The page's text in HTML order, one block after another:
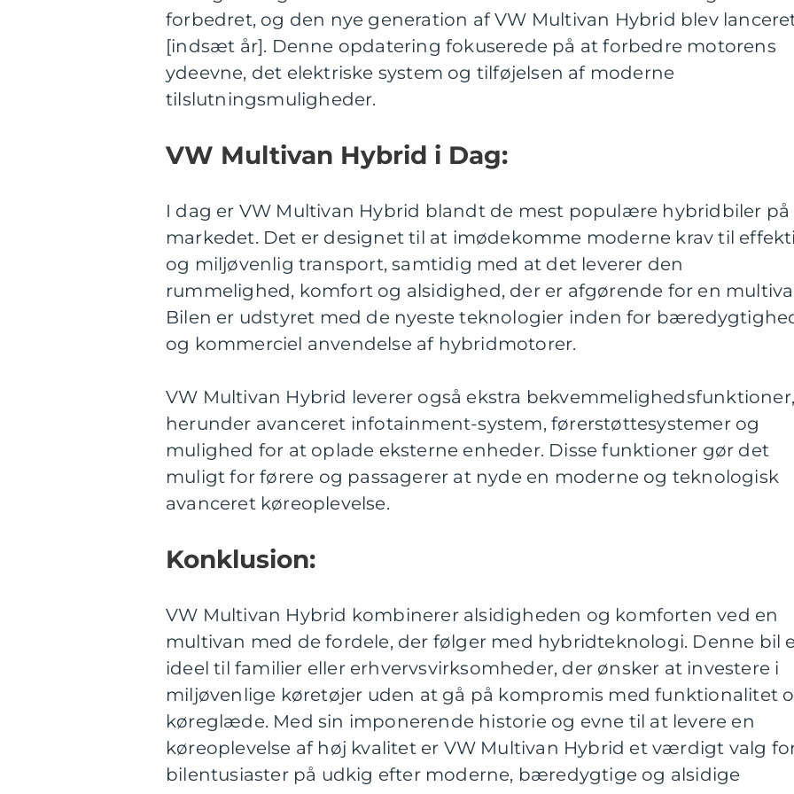
forbedret, og den nye generation af VW Multivan Hybrid blev
[indsæt år]. Denne opdatering fokuserede på at forbedre motorens
ydeevne, det elektriske system og tilføjelsen af moderne
tilslutningsmuligheder.
VW Multivan Hybrid i Dag:
I dag er VW Multivan Hybrid blandt de mest populære hybridbiler på
markedet. Det er designet til at imødekomme moderne krav til
og miljøvenlig transport, samtidig med at det leverer den
rummelighed, komfort og alsidighed, der er afgørende for en
Bilen er udstyret med de nyeste teknologier inden for
og kommerciel anvendelse af hybridmotorer.
VW Multivan Hybrid leverer også ekstra bekvemmelighedsfunktioner,
herunder avanceret infotainment-system, førerstøttesystemer og
mulighed for at oplade eksterne enheder. Disse funktioner gør det
muligt for førere og passagerer at nyde en moderne og teknologisk
avanceret køreoplevelse.
Konklusion:
VW Multivan Hybrid kombinerer alsidigheden og komforten ved en
multivan med de fordele, der følger med hybridteknologi. Denne bil
ideel til familier eller erhvervsvirksomheder, der ønsker at investere i
miljøvenlige køretøjer uden at gå på kompromis med funktionalitet
køreglæde. Med sin imponerende historie og evne til at levere en
køreoplevelse af høj kvalitet er VW Multivan Hybrid et værdigt valg
bilentusiaster på udkig efter moderne, bæredygtige og alsidige